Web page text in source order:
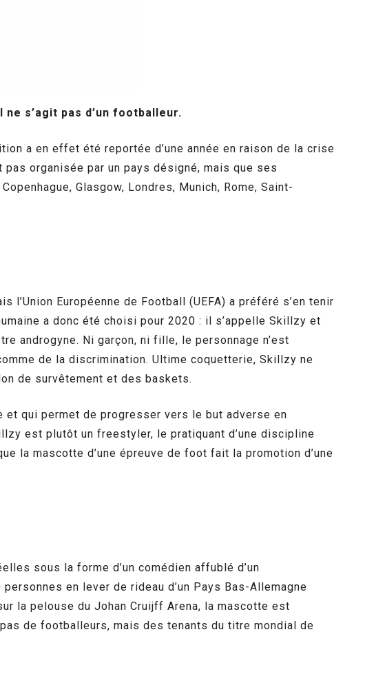
s’agit pas d’un footballeur.
a en effet été reportée d’une année en raison de la crise
organisée par un pays désigné, mais que ses
Glasgow, Londres, Munich, Rome, Saint-
Européenne de Football (UEFA) a préféré s’en tenir
a donc été choisi pour 2020 : il s’appelle Skillzy et
androgyne. Ni garçon, ni fille, le personnage n’est
de la discrimination. Ultime coquetterie, Skillzy ne
de survêtement et des baskets.
et qui permet de progresser vers le but adverse en
est plutôt un freestyler, le pratiquant d’une discipline
la mascotte d’une épreuve de foot fait la promotion d’une
sous la forme d’un comédien affublé d’un
en lever de rideau d’un Pays Bas-Allemagne
la pelouse du Johan Cruijff Arena, la mascotte est
de footballeurs, mais des tenants du titre mondial de